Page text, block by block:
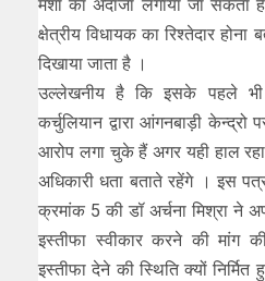
मंशा का अंदाजा लगाया जा सकता
क्षेत्रीय विधायक का रिश्तेदार
दिखाया जाता है ।
उल्लेखनीय है कि इसके पहले भी
कर्चुलियान द्वारा आंगनबाड़ी
आरोप लगा चुके हैं अगर यही हाल
अधिकारी धता बताते रहेंगे । इस
क्रमांक 5 की डॉ अर्चना मिश्रा
इस्तीफा स्वीकार करने की मांग
इस्तीफा देने की स्थिति क्यों